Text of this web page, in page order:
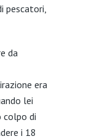
pescatori,
da
era
lei
colpo di
i 18